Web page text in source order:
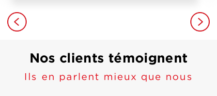
Nos clients témoignent
Ils en parlent mieux que nous